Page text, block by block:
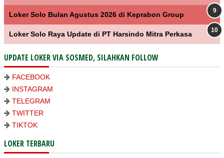
Loker Solo Bulan Agustus 2026 di Keprabon Group
Loker Solo Raya Update di PT Harsindo Mitra Perkasa
UPDATE LOKER VIA SOSMED, SILAHKAN FOLLOW
FACEBOOK
INSTAGRAM
TELEGRAM
TWITTER
TIKTOK
LOKER TERBARU